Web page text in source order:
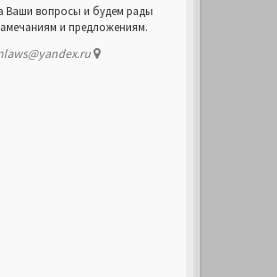
Ваши вопросы и будем рады
и предложениям.